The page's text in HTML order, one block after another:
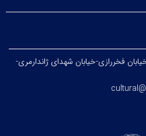
فخررازی-خیابان شهدای ژاندارمری-